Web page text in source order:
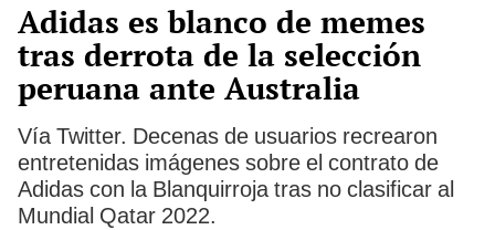
Adidas es blanco de memes
tras derrota de la selección
peruana ante Australia
Vía Twitter. Decenas de usuarios recrearon
entretenidas imágenes sobre el contrato de
Adidas con la Blanquirroja tras no clasificar al
Mundial Qatar 2022.